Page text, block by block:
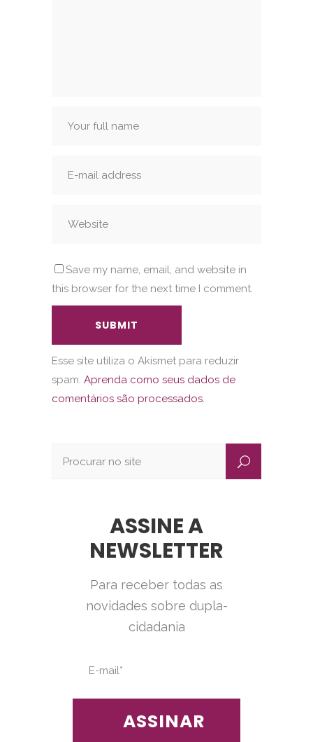
Save my name, email, and website in
this browser for the next time I comment.
Esse site utiliza o Akismet para reduzir
spam. Aprenda como seus dados de
comentários são processados.
ASSINE A
NEWSLETTER
Para receber todas as
novidades sobre dupla-
cidadania